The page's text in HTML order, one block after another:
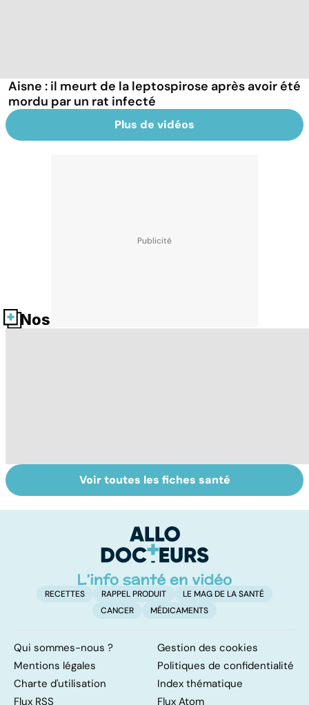
Aisne : il meurt de la leptospirose après avoir été
mordu par un rat infecté
Plus de vidéos
Nos fiches santé
Tout savoir sur
les infections
Inflammation des
amygdales : que
d'angine ?
Voir toutes les fiches santé
RECETTES RAPPEL PRODUIT
LE MAG DE LA SANTÉ
CANCER
MÉDICAMENTS
Qui sommes-nous ?
Gestion des cookies
Mentions légales
Politiques de confidentialité
Charte d'utilisation
Index thématique
Flux RSS
Flux Atom